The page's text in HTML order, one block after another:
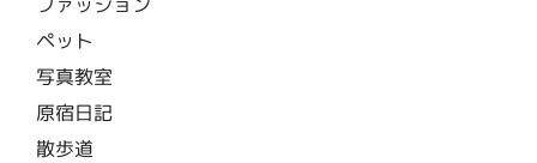
ペット
写真教室
原宿日記
散歩道